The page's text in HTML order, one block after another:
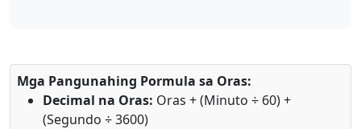
Mga Pangunahing Pormula sa Oras:
Decimal na Oras: Oras + (Minuto ÷ 60) +
(Segundo ÷ 3600)